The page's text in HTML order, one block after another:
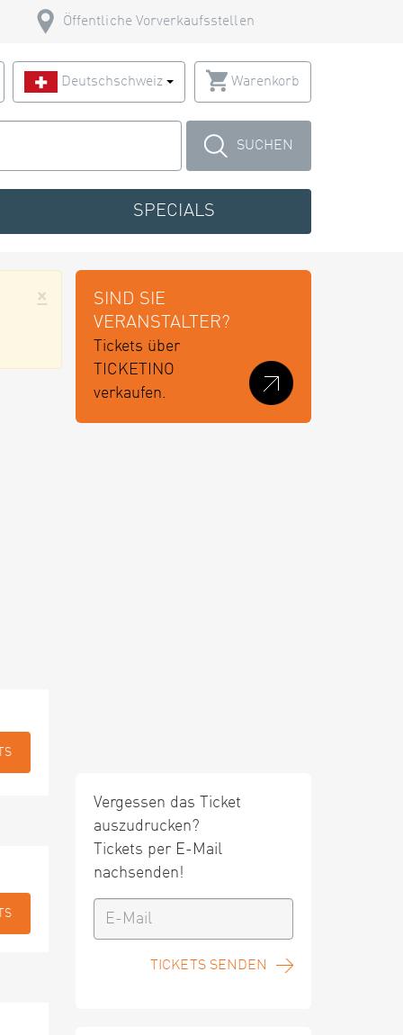
Öffentliche Vorverkaufsstellen
Deutschschweiz Warenkorb
SUCHEN
SPECIALS
×
SIND SIE
VERANSTALTER?
Tickets über
TICKETINO
verkaufen.
Vergessen das Ticket
auszudrucken?
Tickets per E-Mail
nachsenden!
TICKETS SENDEN